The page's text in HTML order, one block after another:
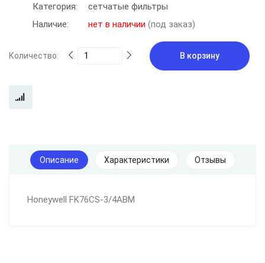
Категория:
сетчатые фильтры
Наличие:
нет в наличии (под заказ)
Количество: В корзину
Описание Характеристики Отзывы
Honeywell FK76CS-3/4ABM